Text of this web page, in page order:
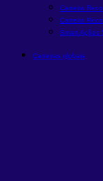
Carteira
Carteira
Smart Ações
Carteiras globais